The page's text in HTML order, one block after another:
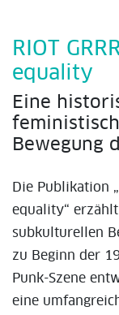
RIOT
equality
Eine
Bewegung
Die Publikation
equality“
subkulturellen
zu Beginn der
Punk-Szene
eine